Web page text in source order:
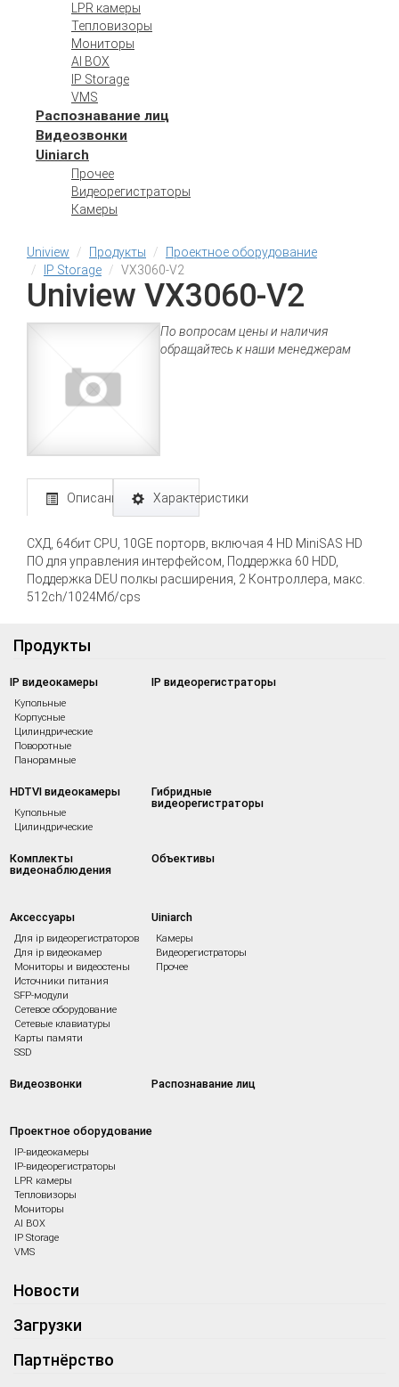
LPR камеры
Тепловизоры
Мониторы
AI BOX
IP Storage
VMS
Распознавание лиц
Видеозвонки
Uiniarch
Прочее
Видеорегистраторы
Камеры
Uniview Продукты
Проектное оборудование
IP Storage
VX3060-V2
Uniview VX3060-V2
По вопросам цены и наличия
обращайтесь к наши менеджерам
Описание Характеристики
СХД, 64бит CPU, 10GE порторв, включая 4 HD MiniSAS HD
ПО для управления интерфейсом, Поддержка 60 HDD,
Поддержка DEU полкы расширения, 2 Контроллера, макс.
512ch/1024Мб/сps
Продукты
IP видеокамеры
Купольные
Корпусные
Цилиндрические
Поворотные
Панорамные
IP видеорегистраторы
HDTVI видеокамеры
Купольные
Цилиндрические
Гибридные
видеорегистраторы
Комплекты
видеонаблюдения
Объективы
Аксессуары
Для ip видеорегистраторов
Для ip видеокамер
Мониторы и видеостены
Источники питания
SFP-модули
Сетевое оборудование
Сетевые клавиатуры
Карты памяти
SSD
Uiniarch
Камеры
Видеорегистраторы
Прочее
Видеозвонки Распознавание лиц
Проектное оборудование
IP-видеокамеры
IP-видеорегистраторы
LPR камеры
Тепловизоры
Мониторы
AI BOX
IP Storage
VMS
Новости
Загрузки
Партнёрство